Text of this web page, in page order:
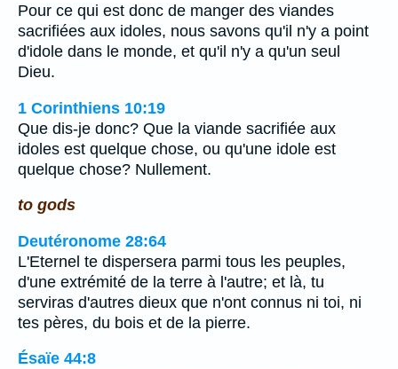
Pour ce qui est donc de manger des viandes
sacrifiées aux idoles, nous savons qu'il n'y a point
d'idole dans le monde, et qu'il n'y a qu'un seul
Dieu.
1 Corinthiens 10:19
Que dis-je donc? Que la viande sacrifiée aux
idoles est quelque chose, ou qu'une idole est
quelque chose? Nullement.
to gods
Deutéronome 28:64
L'Eternel te dispersera parmi tous les peuples,
d'une extrémité de la terre à l'autre; et là, tu
serviras d'autres dieux que n'ont connus ni toi, ni
tes pères, du bois et de la pierre.
Ésaïe 44:8